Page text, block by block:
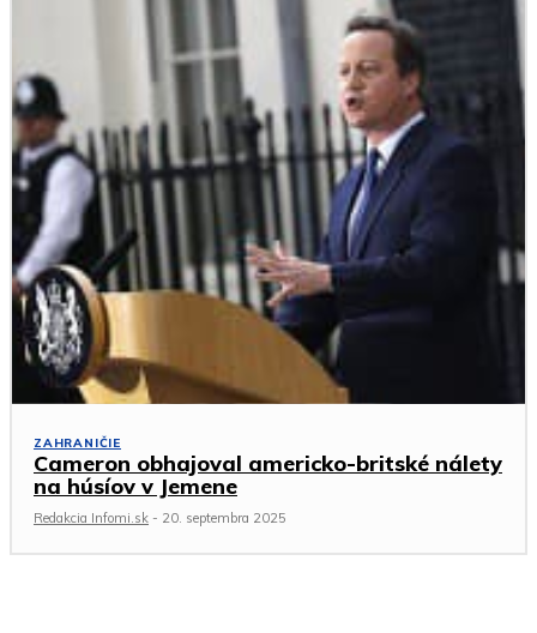
ZAHRANIČIE
Cameron obhajoval americko-britské nálety
na húsíov v Jemene
Redakcia Infomi.sk - 20. septembra 2025